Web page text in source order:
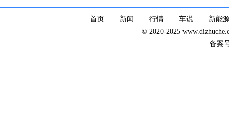
首页 新闻 行情 车说
新能
© 2020-2025
备案